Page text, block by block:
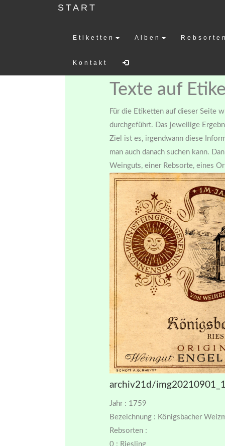
START
Etiketten Alben
Kontakt
Texte auf
Für die Etiketten auf dieser Seite
durchgeführt. Das jeweilige
Ziel ist es, irgendwann diese
man auch danach suchen kann.
Weinguts, einer Rebsorte, eines
archiv21d/
Jahr : 1759
Bezeichnung : Königsbacher
Rebsorten :
0 : Riesling